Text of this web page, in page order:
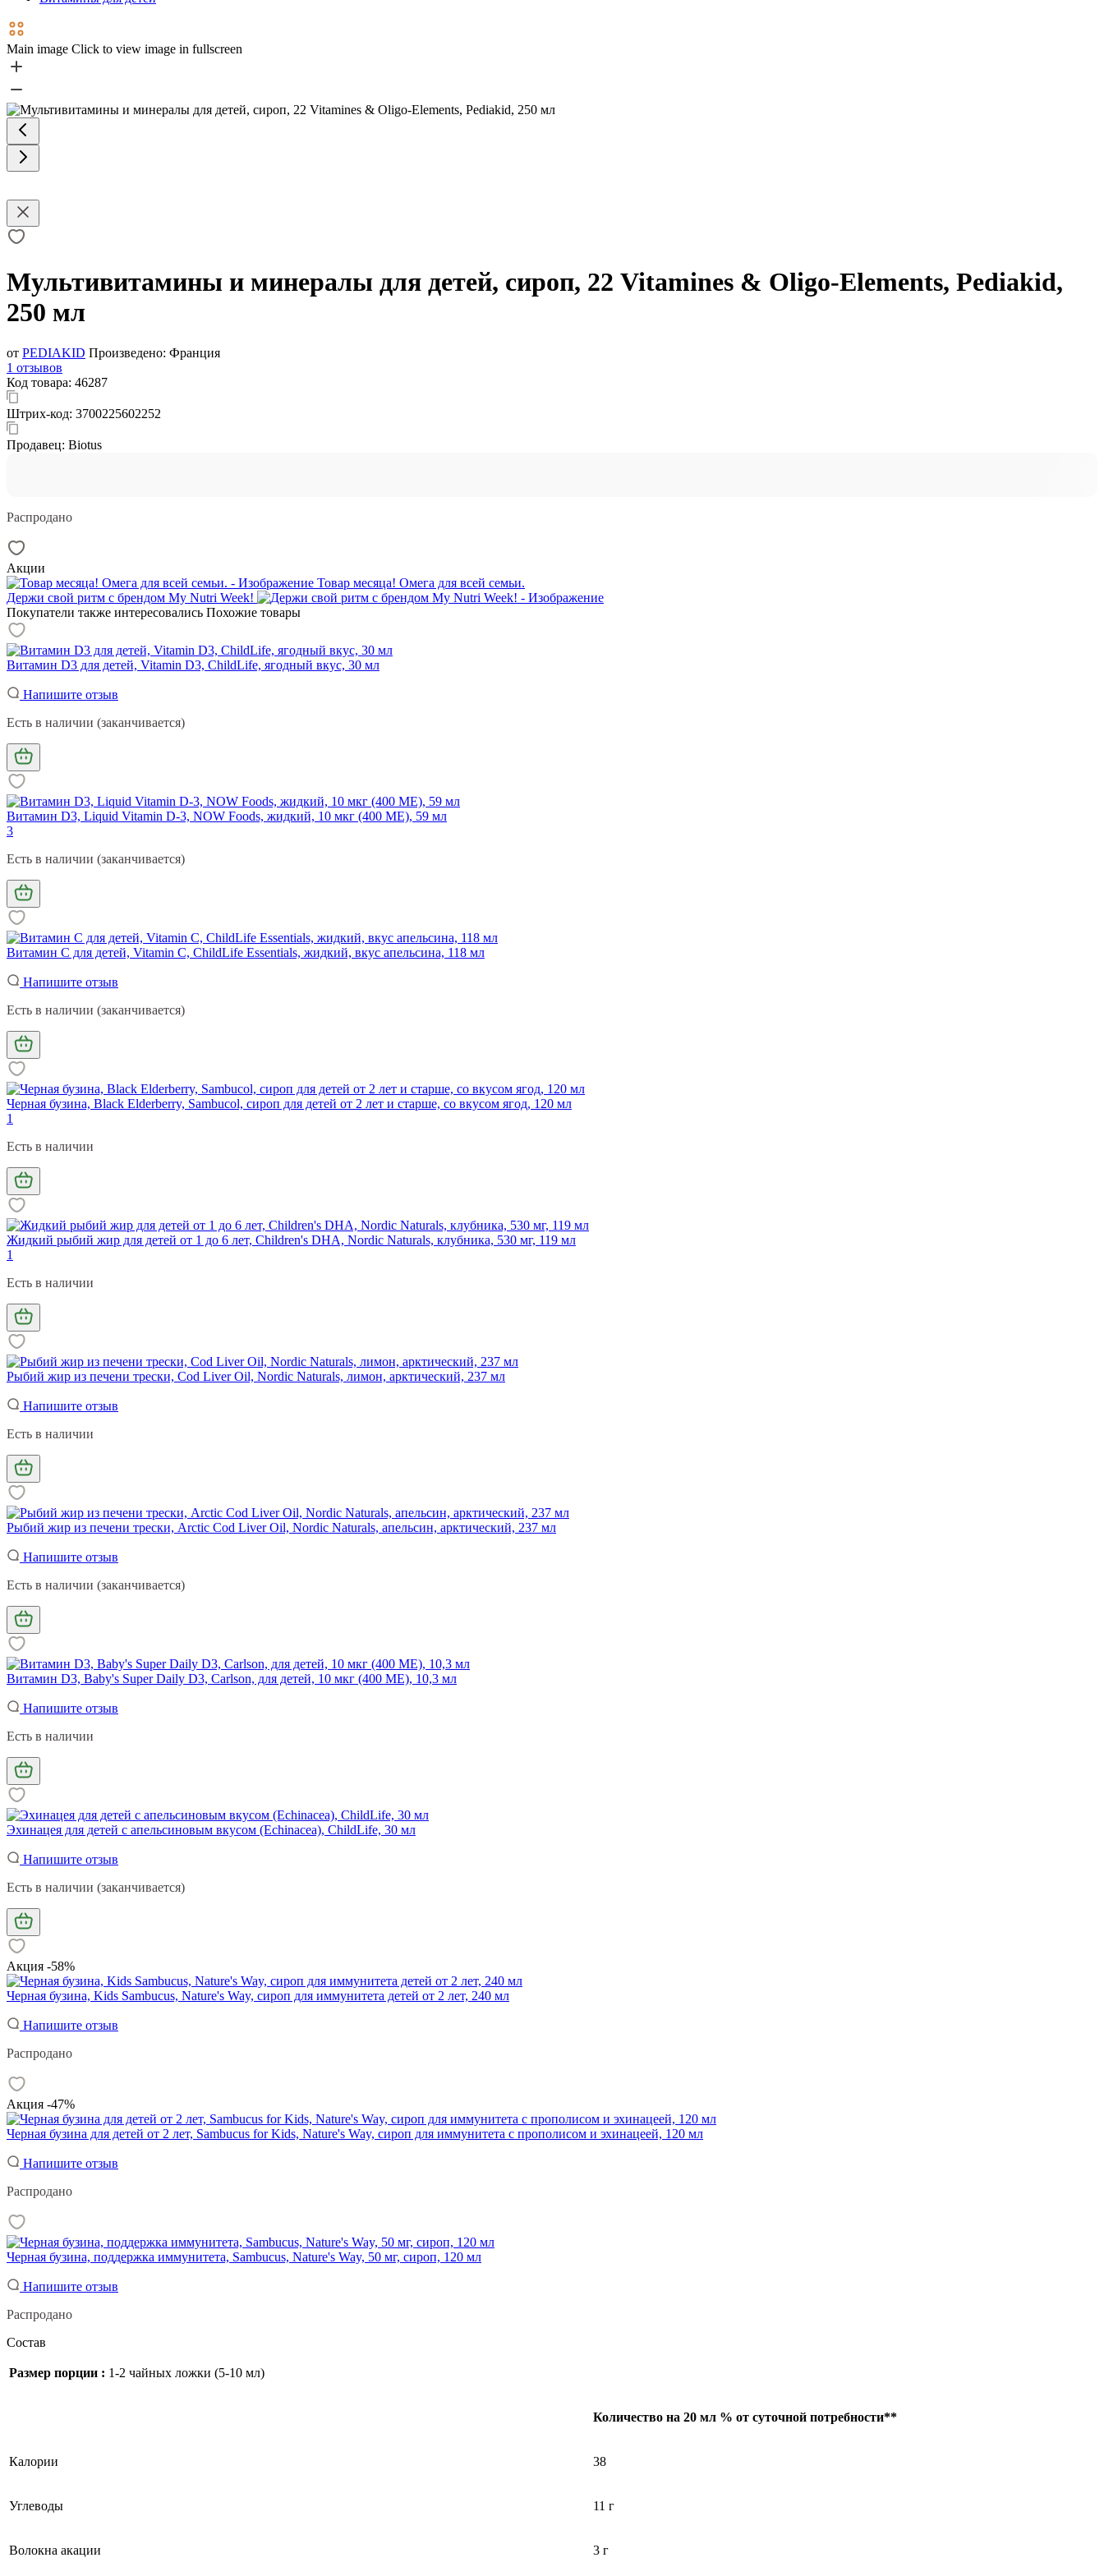
Main image Click to view image in fullscreen
Мультивитамины и минералы для детей, сироп, 22 Vitamines & Oligo-Elements, Pediakid,
250 мл
от PEDIAKID Произведено: Франция
1 отзывов
Код товара: 46287
Штрих-код: 3700225602252
Продавец: Biotus
Распродано
Акции
Товар месяца! Омега для всей семьи.
Держи свой ритм с брендом My Nutri Week!
Покупатели также интересовались Похожие товары
Витамин D3 для детей, Vitamin D3, ChildLife, ягодный вкус, 30 мл
Напишите отзыв
Есть в наличии (заканчивается)
Витамин D3, Liquid Vitamin D-3, NOW Foods, жидкий, 10 мкг (400 МЕ), 59 мл
3
Есть в наличии (заканчивается)
Витамин С для детей, Vitamin C, ChildLife Essentials, жидкий, вкус апельсина, 118 мл
Напишите отзыв
Есть в наличии (заканчивается)
Черная бузина, Black Elderberry, Sambucol, сироп для детей от 2 лет и старше, со вкусом ягод, 120 мл
1
Есть в наличии
Жидкий рыбий жир для детей от 1 до 6 лет, Children's DHA, Nordic Naturals, клубника, 530 мг, 119 мл
1
Есть в наличии
Рыбий жир из печени трески, Cod Liver Oil, Nordic Naturals, лимон, арктический, 237 мл
Напишите отзыв
Есть в наличии
Рыбий жир из печени трески, Arctic Cod Liver Oil, Nordic Naturals, апельсин, арктический, 237 мл
Напишите отзыв
Есть в наличии (заканчивается)
Витамин D3, Baby's Super Daily D3, Carlson, для детей, 10 мкг (400 МЕ), 10,3 мл
Напишите отзыв
Есть в наличии
Эхинацея для детей с апельсиновым вкусом (Echinacea), ChildLife, 30 мл
Напишите отзыв
Есть в наличии (заканчивается)
Акция -58%
Черная бузина, Kids Sambucus, Nature's Way, сироп для иммунитета детей от 2 лет, 240 мл
Напишите отзыв
Распродано
Акция -47%
Черная бузина для детей от 2 лет, Sambucus for Kids, Nature's Way, сироп для иммунитета с прополисом и эхинацеей, 120 мл
Напишите отзыв
Распродано
Черная бузина, поддержка иммунитета, Sambucus, Nature's Way, 50 мг, сироп, 120 мл
Напишите отзыв
Распродано
Состав
Размер порции : 1-2 чайных ложки (5-10 мл)
Количество на 20 мл % от суточной потребности**
Калории 38
Углеводы 11 г
Волокна акации 3 г